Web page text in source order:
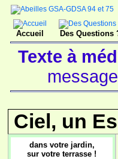
Accueil Des Questions
Texte à
Ciel, un
dans votre jardin,
sur votre terrasse !